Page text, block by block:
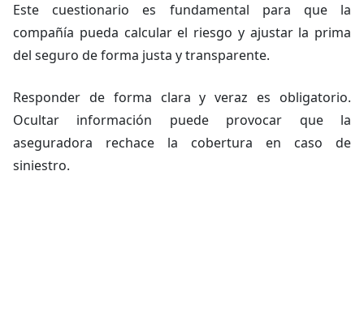
Este cuestionario es fundamental para que la
compañía pueda calcular el riesgo y ajustar la prima
del seguro de forma justa y transparente.
Responder de forma clara y veraz es obligatorio.
Ocultar información puede provocar que la
aseguradora rechace la cobertura en caso de
siniestro.